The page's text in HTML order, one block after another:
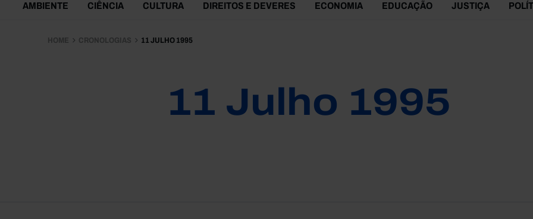
AMBIENTE CIÊNCIA CULTURA DIREITOS E DEVERES ECONOMIA EDUCAÇÃO JUSTIÇA
HOME CRONOLOGIAS 11 JULHO 1995
11 Julho 1995